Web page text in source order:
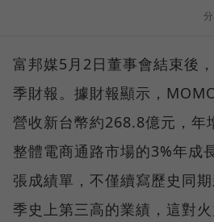
富邦媒5月2日董事會結束後
季財報。據財報顯示，
營收新台幣約268.8億元，年
整體電商通路市場的3%年成
張成績單，不僅續寫歷史同
季史上第三高的業績，這對